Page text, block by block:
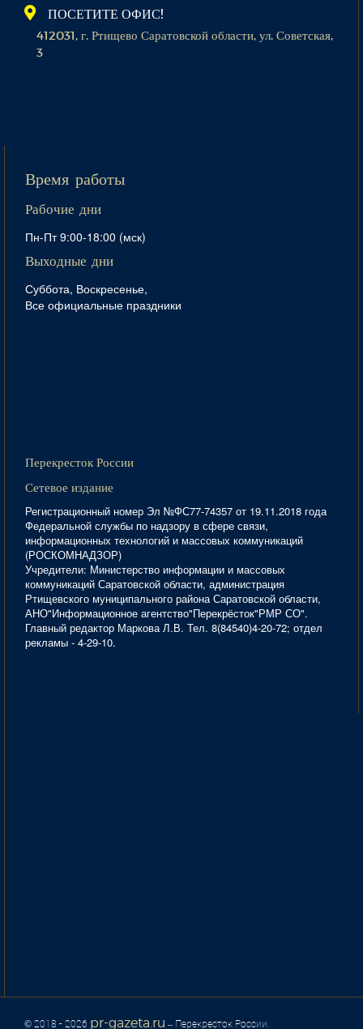
ПОСЕТИТЕ ОФИС!
412031, г. Ртищево Саратовской области, ул. Советская,
3
Время работы
Рабочие дни
Пн-Пт 9:00-18:00 (мск)
Выходные дни
Суббота, Воскресенье,
Все официальные праздники
Перекресток России
Сетевое издание
Регистрационный номер Эл №ФС77-74357 от 19.11.2018 года
Федеральной службы по надзору в сфере связи,
информационных технологий и массовых коммуникаций
(РОСКОМНАДЗОР)
Учредители: Министерство информации и массовых
коммуникаций Саратовской области, администрация
Ртищевского муниципального района Саратовской области,
АНО"Информационное агентство"Перекрёсток"РМР СО".
Главный редактор Маркова Л.В. Тел. 8(84540)4-20-72; отдел
рекламы - 4-29-10.
© 2018 - 2026 pr-gazeta.ru – Перекресток России.